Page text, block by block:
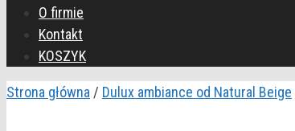
O firmie
Kontakt
KOSZYK
Strona główna / Dulux ambiance od Natural Beige